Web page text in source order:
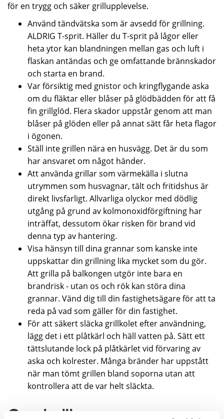
för en trygg och säker grillupplevelse.
Använd tändvätska som är avsedd för grillning.
ALDRIG T-sprit. Häller du T-sprit på lågor eller
heta ytor kan blandningen mellan gas och luft i
flaskan antändas och ge omfattande brännskador
och starta en brand.
Var försiktig med gnistor och kringflygande aska
om du fläktar eller blåser på glödbädden för att få
fin grillglöd. Flera skador uppstår genom att man
blåser på glöden eller på annat sätt får heta flagor
i ögonen.
Ställ inte grillen nära en husvägg. Det är du som
har ansvaret om något händer.
Att använda grillar som värmekälla i slutna
utrymmen som husvagnar, tält och fritidshus är
direkt livsfarligt. Allvarliga olyckor med dödlig
utgång på grund av kolmonoxidförgiftning har
inträffat, dessutom ökar risken för brand vid
denna typ av hantering.
Visa hänsyn till dina grannar som kanske inte
uppskattar din grillning lika mycket som du gör.
Att grilla på balkongen utgör inte bara en
brandrisk - utan os och rök kan störa dina
grannar. Vänd dig till din fastighetsägare för att ta
reda på vad som gäller för din fastighet.
För att säkert släcka grillkolet efter användning,
lägg det i ett plåtkärl och häll vatten på. Sätt ett
tättslutande lock på plåtkärlet vid förvaring av
aska och kolrester. Många bränder har uppstått
när man tömt grillen bland soporna utan att
kontrollera att de var helt släckta.